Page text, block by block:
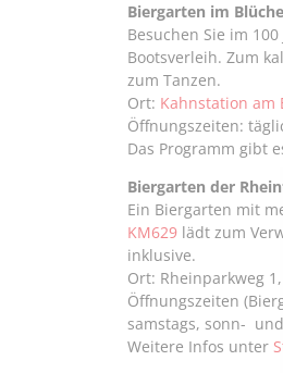
Biergarten im
Besuchen Sie im
Bootsverleih. Zum
zum Tanzen.
Ort: Kahnstation am
Öffnungszeiten:
Das Programm gibt
Biergarten der
Ein Biergarten mit
KM629 lädt zum
inklusive.
Ort: Rheinparkweg
Öffnungszeiten
samstags, sonn- und
Weitere Infos unter